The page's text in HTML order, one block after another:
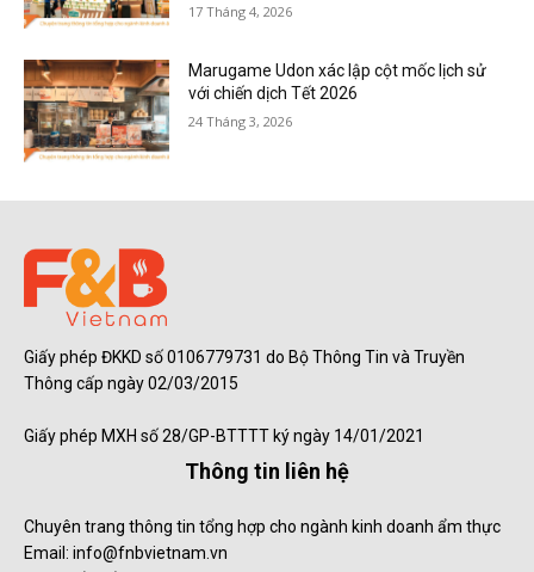
17 Tháng 4, 2026
Marugame Udon xác lập cột mốc lịch sử
với chiến dịch Tết 2026
24 Tháng 3, 2026
Giấy phép ĐKKD số 0106779731 do Bộ Thông Tin và Truyền
Thông cấp ngày 02/03/2015
Giấy phép MXH số 28/GP-BTTTT ký ngày 14/01/2021
Thông tin liên hệ
Chuyên trang thông tin tổng hợp cho ngành kinh doanh ẩm thực
Email: info@fnbvietnam.vn